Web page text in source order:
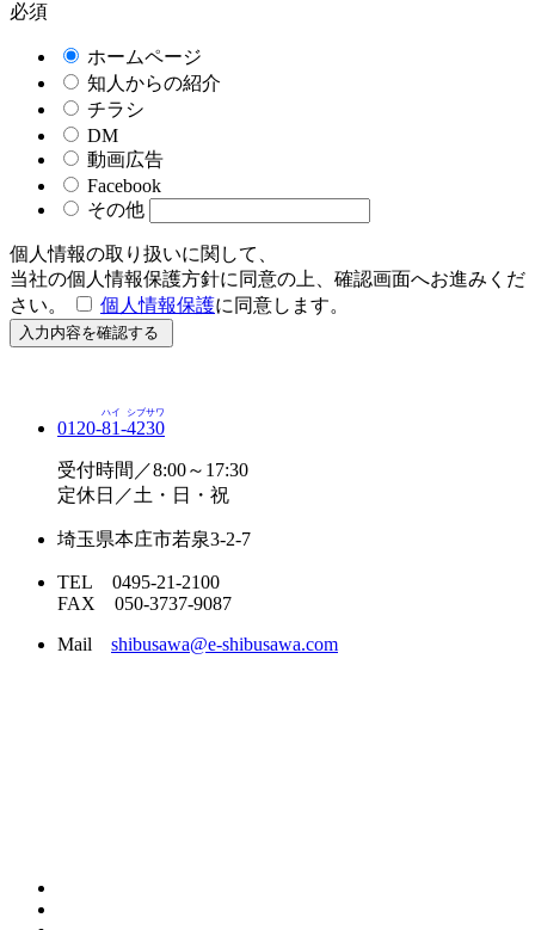
必須
ホームページ
知人からの紹介
チラシ
DM
動画広告
Facebook
その他
個人情報の取り扱いに関して、
当社の個人情報保護方針に同意の上、確認画面へお進みくだ
さい。
個人情報保護に同意します。
入力内容を確認する
0120-81
ハイ
-4230
シブサワ
受付時間／8:00～17:30
定休日／土・日・祝
埼玉県本庄市若泉3-2-7
TEL 0495-21-2100
FAX 050-3737-9087
Mail shibusawa@e-shibusawa.com